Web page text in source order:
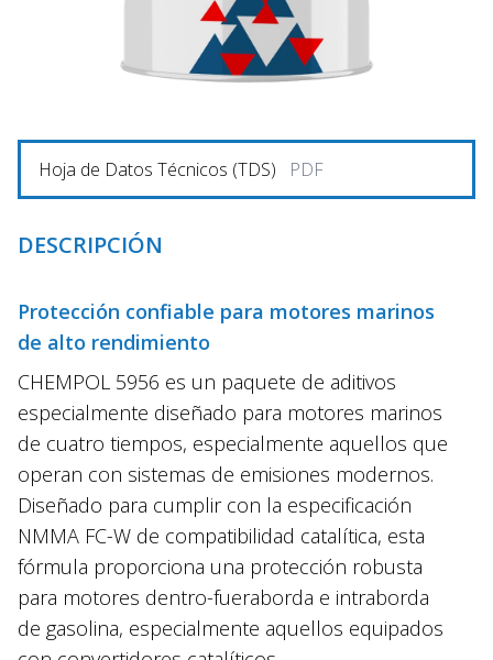
Hoja de Datos Técnicos (TDS) PDF
DESCRIPCIÓN
Protección confiable para motores marinos
de alto rendimiento
CHEMPOL 5956 es un paquete de aditivos
especialmente diseñado para motores marinos
de cuatro tiempos, especialmente aquellos que
operan con sistemas de emisiones modernos.
Diseñado para cumplir con la especificación
NMMA FC-W de compatibilidad catalítica, esta
fórmula proporciona una protección robusta
para motores dentro-fueraborda e intraborda
de gasolina, especialmente aquellos equipados